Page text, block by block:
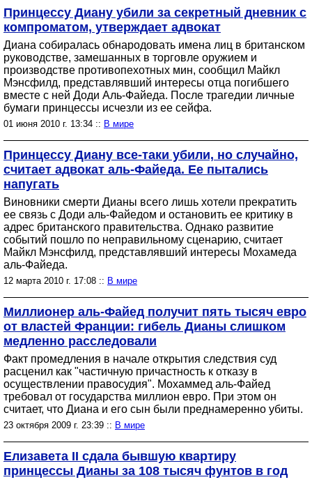
Принцессу Диану убили за секретный дневник с
компроматом, утверждает адвокат
Диана собиралась обнародовать имена лиц в британском
руководстве, замешанных в торговле оружием и
производстве противопехотных мин, сообщил Майкл
Мэнсфилд, представлявший интересы отца погибшего
вместе с ней Доди Аль-Файеда. После трагедии личные
бумаги принцессы исчезли из ее сейфа.
01 июня 2010 г. 13:34 :: В мире
Принцессу Диану все-таки убили, но случайно,
считает адвокат аль-Файеда. Ее пытались
напугать
Виновники смерти Дианы всего лишь хотели прекратить
ее связь с Доди аль-Файедом и остановить ее критику в
адрес британского правительства. Однако развитие
событий пошло по неправильному сценарию, считает
Майкл Мэнсфилд, представлявший интересы Мохамеда
аль-Файеда.
12 марта 2010 г. 17:08 :: В мире
Миллионер аль-Файед получит пять тысяч евро
от властей Франции: гибель Дианы слишком
медленно расследовали
Факт промедления в начале открытия следствия суд
расценил как "частичную причастность к отказу в
осуществлении правосудия". Мохаммед аль-Файед
требовал от государства миллион евро. При этом он
считает, что Диана и его сын были преднамеренно убиты.
23 октября 2009 г. 23:39 :: В мире
Елизавета II сдала бывшую квартиру
принцессы Дианы за 108 тысяч фунтов в год